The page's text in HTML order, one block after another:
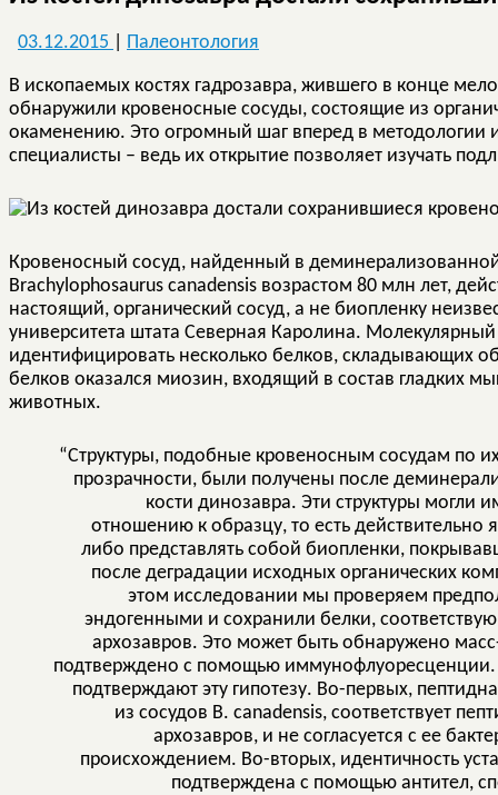
03.12.2015 Палеонтология
В ископаемых костях гадрозавра, жившего в конце
обнаружили кровеносные сосуды, состоящие из
окаменению. Это огромный шаг вперед в методологии
специалисты – ведь их открытие позволяет изучать
Кровеносный сосуд, найденный в
Brachylophosaurus canadensis возрастом 80 млн лет,
настоящий, органический сосуд, а не биопленку
университета штата Северная Каролина.
идентифицировать несколько белков, складывающих
белков оказался миозин, входящий в состав гладких
животных.
“Структуры, подобные кровеносным сосудам по
прозрачности, были получены после
кости динозавра. Эти структуры могли
отношению к образцу, то есть действительно
либо представлять собой биопленки,
после деградации исходных органических
этом исследовании мы проверяем
эндогенными и сохранили белки,
архозавров. Это может быть обнаружено
подтверждено с помощью иммунофлуоресценции.
подтверждают эту гипотезу. Во-первых,
из сосудов В. canadensis, соответствует
архозавров, и не согласуется с ее
происхождением. Во-вторых, идентичность
подтверждена с помощью антител,